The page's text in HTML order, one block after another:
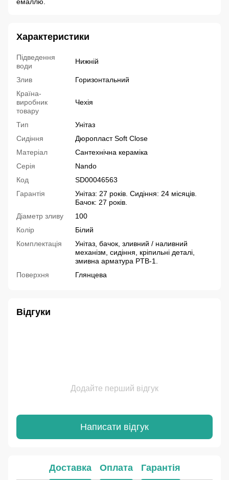
Характеристики
Підведення
води
Нижній
Злив
Горизонтальний
Країна-
виробник
товару
Чехія
Тип
Унітаз
Сидіння
Дюропласт Soft Close
Матеріал
Сантехнічна кераміка
Серія
Nando
Код
SD00046563
Гарантія
Унітаз: 27 років. Сидіння: 24 місяців.
Бачок: 27 років.
Діаметр зливу
100
Колір
Білий
Комплектація
Унітаз, бачок, зливний / наливний
механізм, сидіння, кріпильні деталі,
змивна арматура PTB-1.
Поверхня
Глянцева
Відгуки
Додайте перший відгук
Написати відгук
Доставка Оплата Гарантія